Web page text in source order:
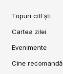
Topuri citEști
Cartea zilei
Evenimente
Cine recomandă